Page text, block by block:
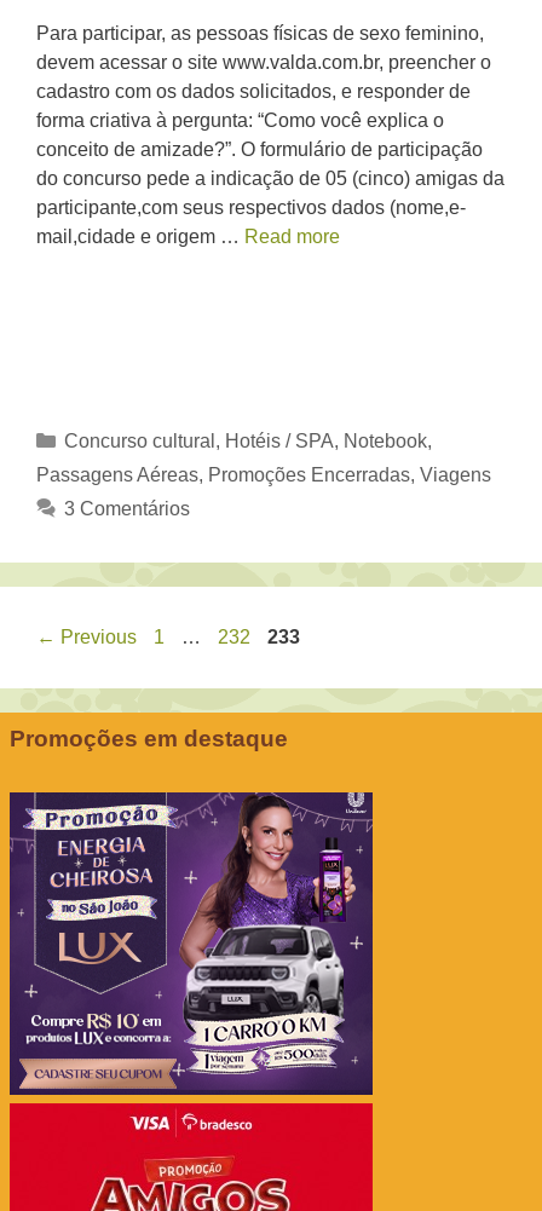
Para participar, as pessoas físicas de sexo feminino,
devem acessar o site www.valda.com.br, preencher o
cadastro com os dados solicitados, e responder de
forma criativa à pergunta: “Como você explica o
conceito de amizade?”. O formulário de participação
do concurso pede a indicação de 05 (cinco) amigas da
participante,com seus respectivos dados (nome,e-
mail,cidade e origem … Read more
Categorias
Concurso cultural , Hotéis / SPA, Notebook,
Passagens Aéreas, Promoções Encerradas, Viagens
3 Comentários
← Previous Page
1 … Page
232 Page
233
Promoções em destaque